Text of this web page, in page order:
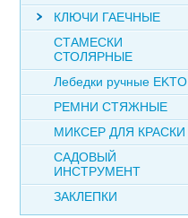
КЛЮЧИ ГАЕЧНЫЕ
СТАМЕСКИ
СТОЛЯРНЫЕ
Лебедки ручные EKTO
РЕМНИ СТЯЖНЫЕ
МИКСЕР ДЛЯ КРАСКИ
САДОВЫЙ
ИНСТРУМЕНТ
ЗАКЛЕПКИ